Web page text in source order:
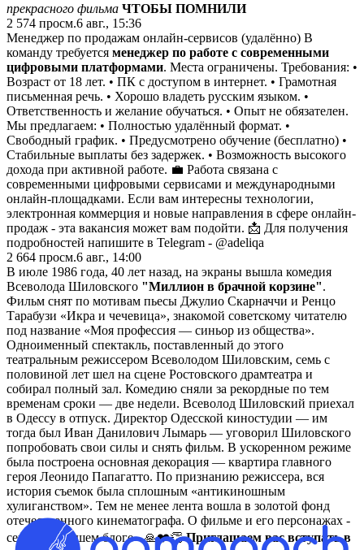
прекрасного фильма ЧТОБЫ ПОМНИЛИ
2 574 просм.6 авг., 15:36
Менеджер по продажам онлайн-сервисов (удалённо) В
команду требуется менеджер по работе с современными
цифровыми платформами. Места ограничены. Требования: •
Возраст от 18 лет. • ПК с доступом в интернет. • Грамотная
письменная речь. • Хорошо владеть русским языком. •
Ответственность и желание обучаться. • Опыт не обязателен.
Мы предлагаем: • Полностью удалённый формат. •
Свободный график. • Предусмотрено обучение (бесплатно) •
Стабильные выплаты без задержек. • Возможность высокого
дохода при активной работе. 💼 Работа связана с
современными цифровыми сервисами и международными
онлайн-площадками. Если вам интересны технологии,
электронная коммерция и новые направления в сфере онлайн-
продаж - эта вакансия может вам подойти. 📩 Для получения
подробностей напишите в Telegram - @adeliqa
2 664 просм.6 авг., 14:00
В июле 1986 года, 40 лет назад, на экраны вышла комедия
Всеволода Шиловского "Миллион в брачной корзине".
Фильм снят по мотивам пьесы Джулио Скарначчи и Ренцо
Тарабузи «Икра и чечевица», знакомой советскому читателю
под название «Моя профессия — синьор из общества».
Одноименный спектакль, поставленный до этого
театральным режиссером Всеволодом Шиловским, семь с
половиной лет шел на сцене Ростовского драмтеатра и
собирал полный зал. Комедию сняли за рекордные по тем
временам сроки — две недели. Всеволод Шиловский приехал
в Одессу в отпуск. Директор Одесской киностудии — им
тогда был Иван Данилович Лымарь — уговорил Шиловского
попробовать свои силы и снять фильм. В ускоренном режиме
была построена основная декорация — квартира главного
героя Леонидо Папагатто. По признанию режиссера, вся
история съемок была сплошным «антикиношным
хулиганством». Тем не менее лента вошла в золотой фонд
отечественного кинематографа. О фильме и его персонажах -
сегодня в нашем блоге - 🙏❤️👏Приглашаем вас вступать в